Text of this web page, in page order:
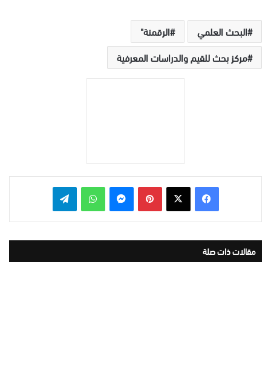
البحث العلمي
الرقمنة"
مركز بحث للقيم والدراسات المعرفية
بينتيريست واتساب
مقالات ذات صلة